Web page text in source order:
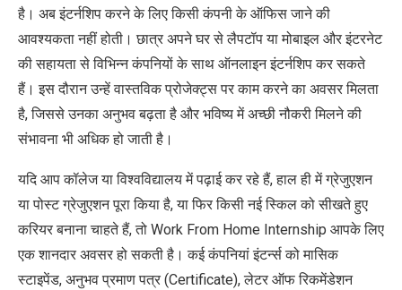
है। अब इंटर्नशिप करने के लिए किसी कंपनी के ऑफिस जाने की
आवश्यकता नहीं होती। छात्र अपने घर से लैपटॉप या मोबाइल और इंटरनेट
की सहायता से विभिन्न कंपनियों के साथ ऑनलाइन इंटर्नशिप कर सकते
हैं। इस दौरान उन्हें वास्तविक प्रोजेक्ट्स पर काम करने का अवसर मिलता
है, जिससे उनका अनुभव बढ़ता है और भविष्य में अच्छी नौकरी मिलने की
संभावना भी अधिक हो जाती है।
यदि आप कॉलेज या विश्वविद्यालय में पढ़ाई कर रहे हैं, हाल ही में ग्रेजुएशन
या पोस्ट ग्रेजुएशन पूरा किया है, या फिर किसी नई स्किल को सीखते हुए
करियर बनाना चाहते हैं, तो Work From Home Internship आपके लिए
एक शानदार अवसर हो सकती है। कई कंपनियां इंटर्न्स को मासिक
स्टाइपेंड, अनुभव प्रमाण पत्र (Certificate), लेटर ऑफ रिकमेंडेशन